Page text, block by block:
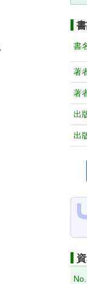
書
著
著
出
出
No.